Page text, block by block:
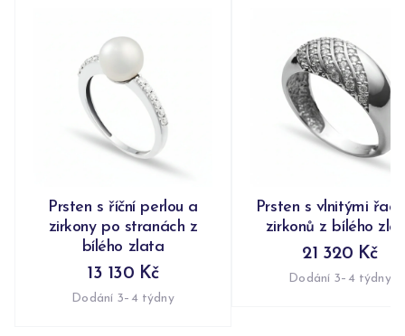
Prsten s říční perlou a
zirkony po stranách z
bílého zlata
13 130 Kč
Dodání 3–4 týdny
Prsten s vlnitými
zirkonů z bílého
21 320 Kč
Dodání 3–4 týdny